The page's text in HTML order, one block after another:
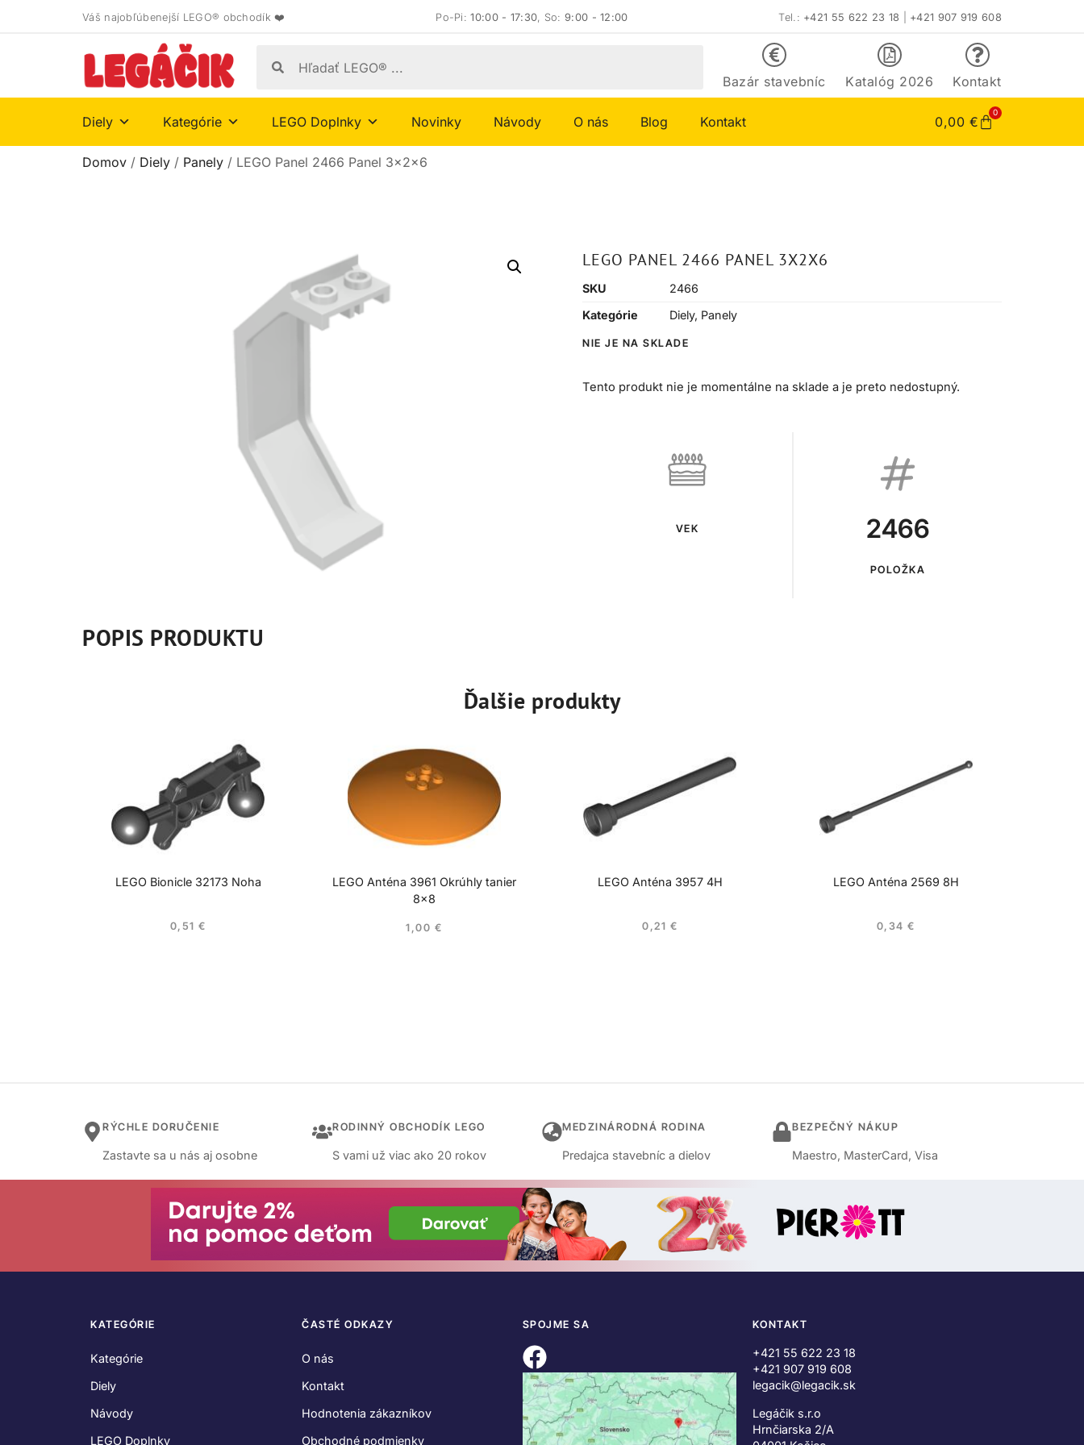
Váš najobľúbenejší LEGO® obchodík ❤️ Po-Pi:10:00 - 17:30, So:9:00 - 12:00 Tel.: +421 55 622 23 18 +421 907 919 608
Bazár stavebníc Katalóg 2026 Kontakt
Diely Kategórie LEGO Doplnky Novinky Návody O nás Blog Kontakt 0,00 €
0
Domov / Diely / Panely / LEGO Panel 2466 Panel 3x2x6
LEGO PANEL 2466 PANEL 3X2X6
SKU
2466
Kategórie
Diely, Panely
NIE JE NA SKLADE
Tento produkt nie je momentálne na sklade a je preto nedostupný.
VEK 2466
POLOŽKA
POPIS PRODUKTU
Ďalšie produkty
LEGO Bionicle 32173 Noha
0,51€
LEGO Anténa 3961 Okrúhly tanier
8×8
1,00 €
LEGO Anténa 3957 4H
0,21 €
LEGO Anténa 2569 8H
0,34€
RÝCHLE DORUČENIE
Zastavte sa u nás aj osobne
RODINNÝ OBCHODÍK LEGO
S vami už viac ako 20 rokov
MEDZINÁRODNÁ RODINA
Predajca stavebníc a dielov
BEZPEČNÝ NÁKUP
Maestro, MasterCard, Visa
KATEGÓRIE
Kategórie
Diely
Návody
LEGO Doplnky
ČASTÉ ODKAZY
O nás
Kontakt
Hodnotenia zákazníkov
Obchodné podmienky
SPOJME SA KONTAKT
+421 55 622 23 18
+421 907 919 608
legacik@legacik.sk
Legáčik s.r.o
Hrnčiarska 2/A